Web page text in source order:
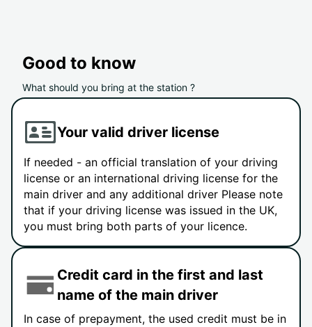
Good to know
What should you bring at the station ?
Your valid driver license
If needed - an official translation of your driving
license or an international driving license for the
main driver and any additional driver Please note
that if your driving license was issued in the UK,
you must bring both parts of your licence.
Credit card in the first and last
name of the main driver
In case of prepayment, the used credit must be in